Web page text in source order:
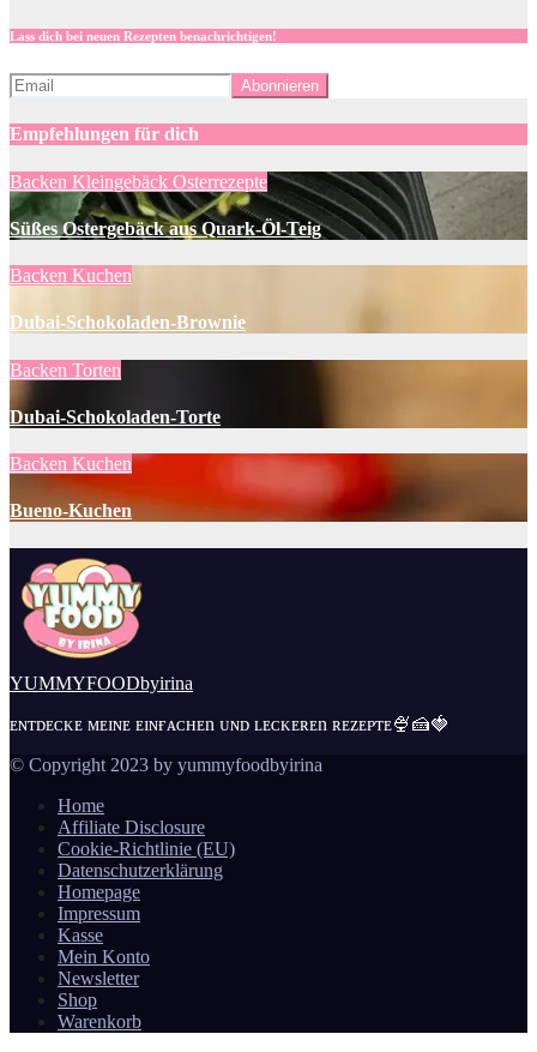
Lass dich bei neuen Rezepten benachrichtigen!
Empfehlungen für dich
Backen Kleingebäck Osterrezepte
Süßes Ostergebäck aus Quark-Öl-Teig
Backen Kuchen
Dubai-Schokoladen-Brownie
Backen Torten
Dubai-Schokoladen-Torte
Backen Kuchen
Bueno-Kuchen
YUMMYFOODbyirina
ᴇɴᴛᴅᴇᴄᴋᴇ ᴍᴇɪɴᴇ ᴇɪɴғᴀᴄʜᴇn ᴜɴᴅ ʟᴇᴄᴋᴇʀᴇn ʀᴇᴢᴇᴘᴛᴇ🍨🍰🍓
© Copyright 2023 by yummyfoodbyirina
Home
Affiliate Disclosure
Cookie-Richtlinie (EU)
Datenschutzerklärung
Homepage
Impressum
Kasse
Mein Konto
Newsletter
Shop
Warenkorb